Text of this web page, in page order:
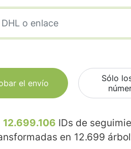
el envío
Sólo
12.699.106 IDs de
en 12.699